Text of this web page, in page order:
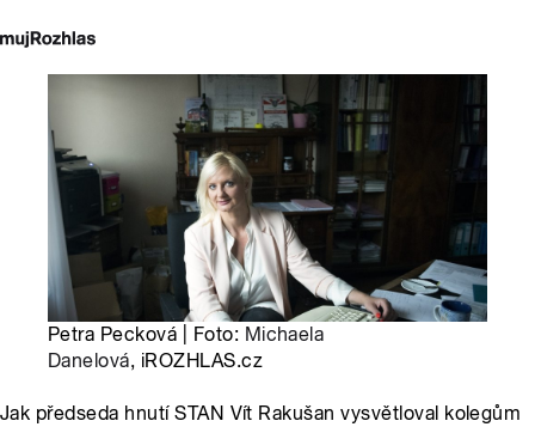
Petra Pecková | Foto: Michaela
Danelová, iROZHLAS.cz
Jak předseda hnutí STAN Vít Rakušan vysvětloval kolegům